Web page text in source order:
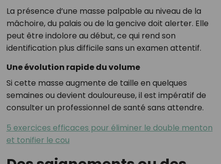
La présence d’une masse palpable au niveau de la
mâchoire, du palais ou de la gencive doit alerter. Elle
peut être indolore au début, ce qui rend son
identification plus difficile sans un examen attentif.
Une évolution rapide du volume
Si cette masse augmente de taille en quelques
semaines ou devient douloureuse, il est impératif de
consulter un professionnel de santé sans attendre.
5 exercices efficaces pour éliminer le double menton
et tonifier le cou